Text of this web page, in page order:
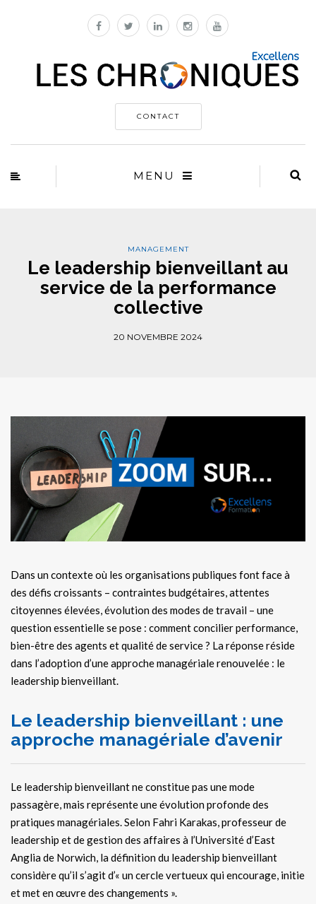
CONTACT
MENU
MANAGEMENT
Le leadership bienveillant au
service de la performance
collective
20 NOVEMBRE 2024
Dans un contexte où les organisations publiques font face à
des défis croissants – contraintes budgétaires, attentes
citoyennes élevées, évolution des modes de travail – une
question essentielle se pose : comment concilier performance,
bien-être des agents et qualité de service ? La réponse réside
dans l’adoption d’une approche managériale renouvelée : le
leadership bienveillant.
Le leadership bienveillant : une
approche managériale d’avenir
Le leadership bienveillant ne constitue pas une mode
passagère, mais représente une évolution profonde des
pratiques managériales. Selon Fahri Karakas, professeur de
leadership et de gestion des affaires à l’Université d’East
Anglia de Norwich, la définition du leadership bienveillant
considère qu’il s’agit d’« un cercle vertueux qui encourage, initie
et met en œuvre des changements ».